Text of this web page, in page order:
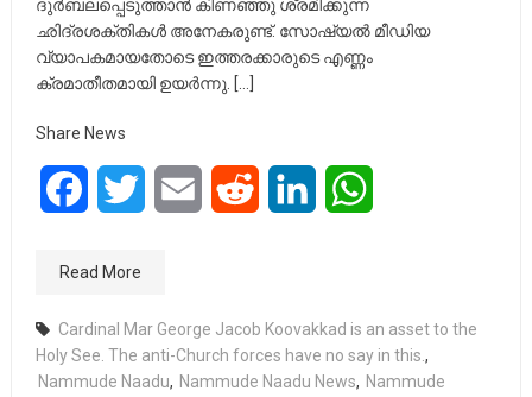
ദുർബലപ്പെടുത്താൻ കിണഞ്ഞു ശ്രമിക്കുന്ന
ഛിദ്രശക്തികൾ അനേകരുണ്ട്. സോഷ്യൽ മീഡിയ
വ്യാപകമായതോടെ ഇത്തരക്കാരുടെ എണ്ണം
ക്രമാതീതമായി ഉയർന്നു. […]
Share News
FacebookTwitter Email Reddit LinkedIn
Read More
Cardinal Mar George Jacob Koovakkad is an asset to the
Holy See. The anti-Church forces have no say in this.,
Nammude Naadu, Nammude Naadu News, Nammude